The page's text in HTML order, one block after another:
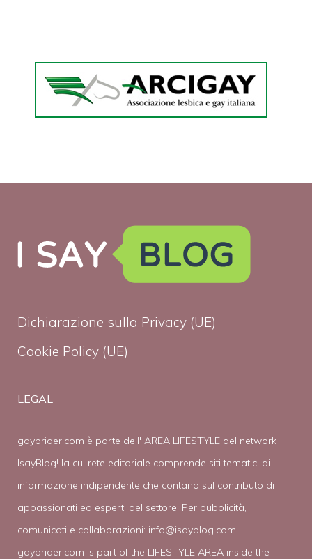
Dichiarazione sulla Privacy (UE)
Cookie Policy (UE)
LEGAL
gayprider.com è parte dell' AREA LIFESTYLE del network
IsayBlog! la cui rete editoriale comprende siti tematici di
informazione indipendente che contano sul contributo di
appassionati ed esperti del settore. Per pubblicità,
comunicati e collaborazioni: info@isayblog.com
gayprider.com is part of the LIFESTYLE AREA inside the